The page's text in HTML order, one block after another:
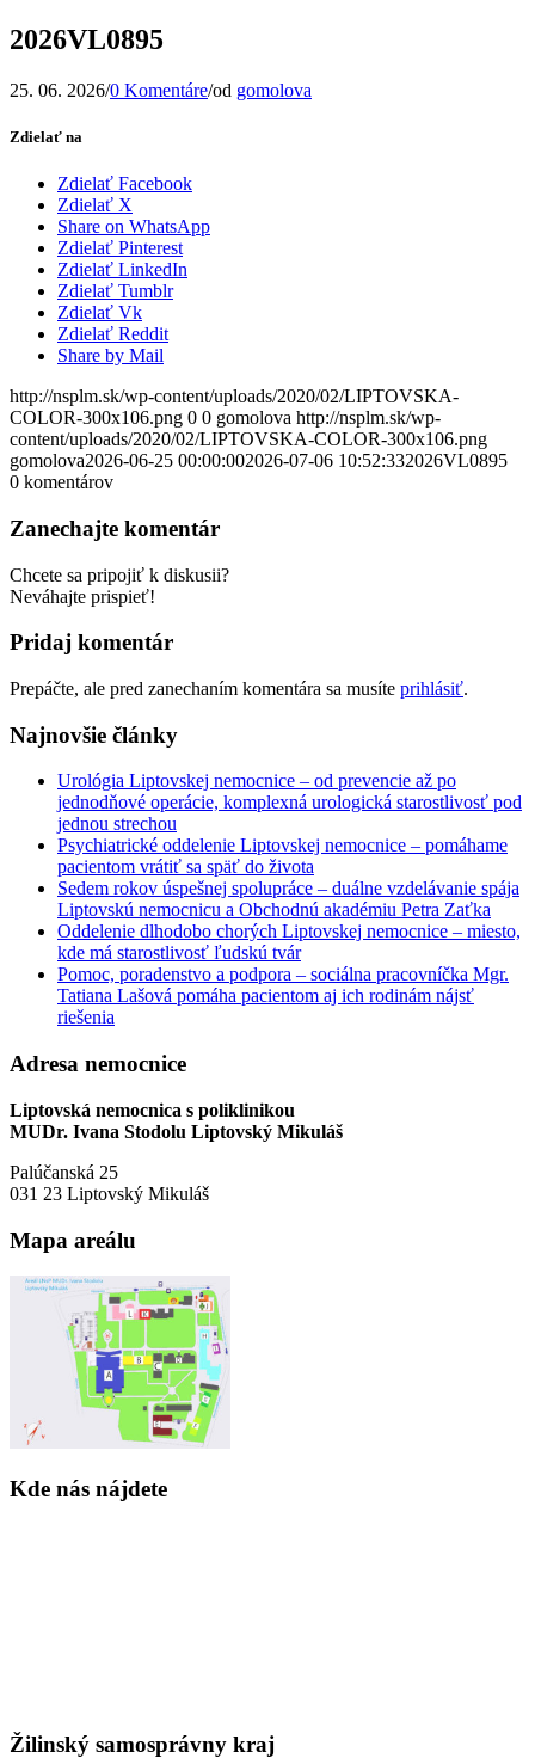
2026VL0895
25. 06. 2026/0 Komentáre/od gomolova
Zdielať na
Zdielať Facebook
Zdielať X
Share on WhatsApp
Zdielať Pinterest
Zdielať LinkedIn
Zdielať Tumblr
Zdielať Vk
Zdielať Reddit
Share by Mail
http://nsplm.sk/wp-content/uploads/2020/02/LIPTOVSKA-
COLOR-300x106.png 0 0 gomolova http://nsplm.sk/wp-
content/uploads/2020/02/LIPTOVSKA-COLOR-300x106.png
gomolova2026-06-25 00:00:002026-07-06 10:52:332026VL0895
0 komentárov
Zanechajte komentár
Chcete sa pripojiť k diskusii?
Neváhajte prispieť!
Pridaj komentár
Prepáčte, ale pred zanechaním komentára sa musíte prihlásiť.
Najnovšie články
Urológia Liptovskej nemocnice – od prevencie až po
jednodňové operácie, komplexná urologická starostlivosť pod
jednou strechou
Psychiatrické oddelenie Liptovskej nemocnice – pomáhame
pacientom vrátiť sa späť do života
Sedem rokov úspešnej spolupráce – duálne vzdelávanie spája
Liptovskú nemocnicu a Obchodnú akadémiu Petra Zaťka
Oddelenie dlhodobo chorých Liptovskej nemocnice – miesto,
kde má starostlivosť ľudskú tvár
Pomoc, poradenstvo a podpora – sociálna pracovníčka Mgr.
Tatiana Lašová pomáha pacientom aj ich rodinám nájsť
riešenia
Adresa nemocnice
Liptovská nemocnica s poliklinikou
MUDr. Ivana Stodolu Liptovský Mikuláš
Palúčanská 25
031 23 Liptovský Mikuláš
Mapa areálu
Kde nás nájdete
Žilinský samosprávny kraj